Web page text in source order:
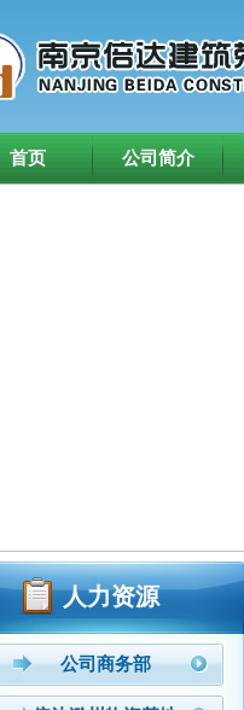
首页 公司简介
人力资源
公司商务部